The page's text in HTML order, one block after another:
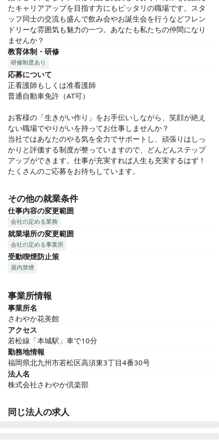
たキャリアアップを目指す方にもピッタリの職場です。スタ
ッフ同士の交流も盛んで飲み会やお誕生会を行うなどフレン
ドリーな雰囲気も魅力の一つ。あなたも私たちの仲間になり
ませんか？
教育体制・研修
研修制度あり
応募について
正看護師もしくは准看護師
普通自動車免許（AT可）
お客様の「生きがい作り」をお手伝いしながら、笑顔が絶え
ない職場でやりがいを持ってお仕事しませんか？
当社ではあなたのやる気を全力でサポートし、頑張りはしっ
かりと評価する制度が整っていますので、どんどんステップ
アップができます。仕事が充実すれば人生も充実するはず！
たくさんのご応募をお待ちしています。
その他の就業条件
仕事内容の変更範囲
会社の定める業務
就業場所の変更範囲
会社の定める事業所
受動喫煙防止策
屋内禁煙
事業所情報
事業所名
さわやか花美館
アクセス
若松線「本城駅」車で10分
勤務地情報
福岡県北九州市若松区高須東3丁目4番30号
法人名
株式会社さわやか倶楽部
同じ法人の求人